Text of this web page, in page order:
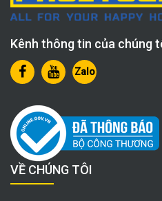
Kênh thông tin của chúng
Zalo
VỀ CHÚNG TÔI